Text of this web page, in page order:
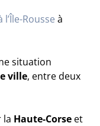
Rousse à
situation
ville, entre deux
la Haute-Corse et